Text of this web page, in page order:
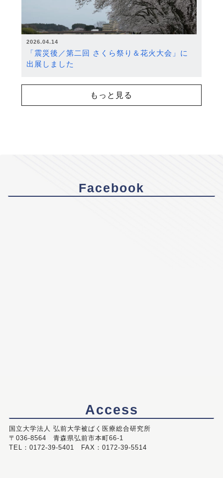
2026.04.14
「震災後／第二回 さくら祭り＆花火大会」に
出展しました
もっと見る
Facebook
Access
国立大学法人 弘前大学被ばく医療総合研究所
〒036-8564 青森県弘前市本町66-1
TEL：0172-39-5401 FAX：0172-39-5514